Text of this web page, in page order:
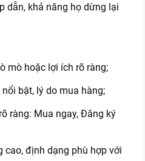
dẫn, khả năng họ dừng lại
mò hoặc lợi ích rõ ràng;
bật, lý do mua hàng;
ràng: Mua ngay, Đăng ký
định dạng phù hợp với